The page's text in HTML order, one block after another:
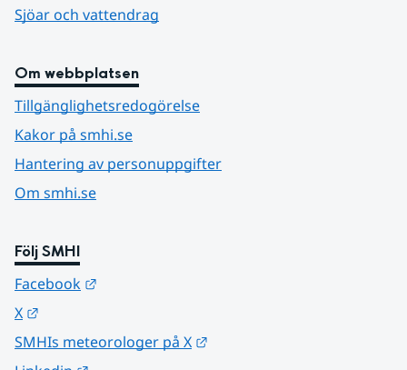
Sjöar och vattendrag
Om webbplatsen
Tillgänglighetsredogörelse
Kakor på smhi.se
Hantering av personuppgifter
Om smhi.se
Följ SMHI
Facebook
X
SMHIs meteorologer på X